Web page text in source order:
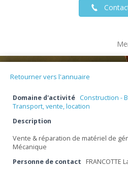
Retourner vers l'annuaire
Domaine d'activité Construction -
Transport, vente, location
Description
Vente & réparation de matériel de
Mécanique
Personne de contact
FRANCOTTE